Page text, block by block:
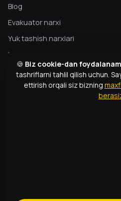
Blog
Evakuator narxi
Yuk tashish narxlari
Maxfiylik
Evakuator bo‘yicha to‘liq
Evakuator turlari
🍪 Biz cookie-dan
tashriflarni tahlil qilish uchun.
ettirish orqali siz bizning